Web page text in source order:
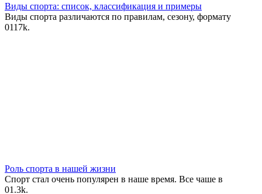
Виды спорта: список, классификация и примеры
Виды спорта различаются по правилам, сезону, формату
0117k.
Роль спорта в нашей жизни
Спорт стал очень популярен в наше время. Все чаше в
01.3k.